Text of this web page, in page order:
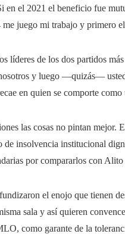
en el 2021 el beneficio fue
juego mi trabajo y primero
líderes de los dos partidos
y luego —quizás—
en quien se comporte
las cosas no pintan mejor.
de insolvencia institucional
por compararlos con
el enojo que tienen
sala y así quieren
como garante de la